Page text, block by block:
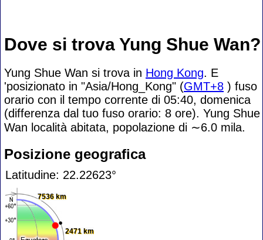
Dove si trova Yung Shue Wan?
Yung Shue Wan si trova in Hong Kong. E
'posizionato in "Asia/Hong_Kong" (GMT+8 ) fuso
orario con il tempo corrente di 05:40, domenica
(differenza dal tuo fuso orario: 8 ore). Yung Shue
Wan località abitata, popolazione di ∼6.0 mila.
Posizione geografica
Latitudine: 22.22623°
7536 km
2471 km